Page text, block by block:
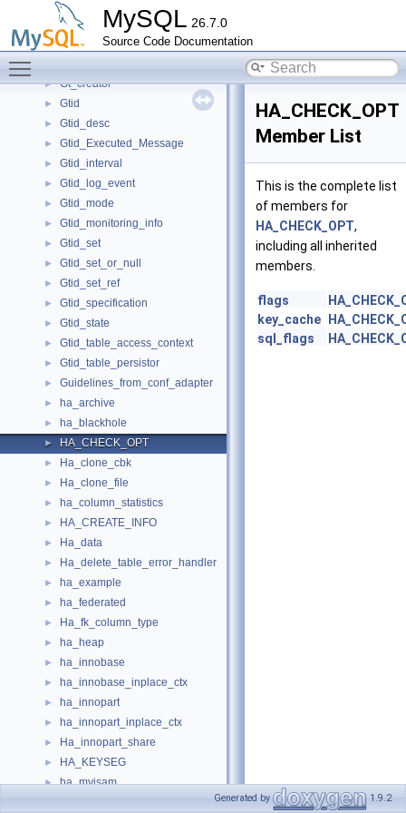
MySQL 26.7.0
Source Code Documentation
GroupIndexSkipScanIterator
GroupIndexSkipScanParameters
► GroupReplicationMember
► Gt_creator
► Gtid
► Gtid_desc
► Gtid_Executed_Message
► Gtid_interval
► Gtid_log_event
► Gtid_mode
► Gtid_monitoring_info
► Gtid_set
► Gtid_set_or_null
► Gtid_set_ref
► Gtid_specification
► Gtid_state
► Gtid_table_access_context
► Gtid_table_persistor
► Guidelines_from_conf_adapter
► ha_archive
► ha_blackhole
► HA_CHECK_OPT
► Ha_clone_cbk
► Ha_clone_file
► ha_column_statistics
► HA_CREATE_INFO
► Ha_data
► Ha_delete_table_error_handler
► ha_example
► ha_federated
► Ha_fk_column_type
► ha_heap
► ha_innobase
► ha_innobase_inplace_ctx
► ha_innopart
► ha_innopart_inplace_ctx
► Ha_innopart_share
► HA_KEYSEG
► ha_myisam
HA_CHECK_OPT
Member List
This is the complete list
of members for
HA_CHECK_OPT,
including all inherited
members.
flags
key_cache
sql_flags
Generated by 1.9.2